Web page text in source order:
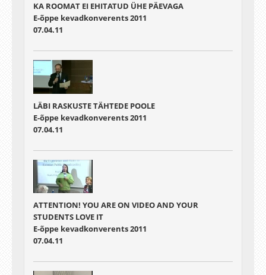
KA ROOMAT EI EHITATUD ÜHE PÄEVAGA
E-õppe kevadkonverents 2011
07.04.11
LÄBI RASKUSTE TÄHTEDE POOLE
E-õppe kevadkonverents 2011
07.04.11
ATTENTION! YOU ARE ON VIDEO AND YOUR
STUDENTS LOVE IT
E-õppe kevadkonverents 2011
07.04.11